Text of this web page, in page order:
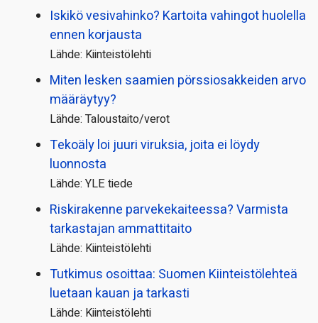
Iskikö vesivahinko? Kartoita vahingot huolella
ennen korjausta
Lähde: Kiinteistölehti
Miten lesken saamien pörssi­osakkeiden arvo
määräytyy?
Lähde: Taloustaito/verot
Tekoäly loi juuri viruksia, joita ei löydy
luonnosta
Lähde: YLE tiede
Riskirakenne parvekekaiteessa? Varmista
tarkastajan ammattitaito
Lähde: Kiinteistölehti
Tutkimus osoittaa: Suomen Kiinteistölehteä
luetaan kauan ja tarkasti
Lähde: Kiinteistölehti